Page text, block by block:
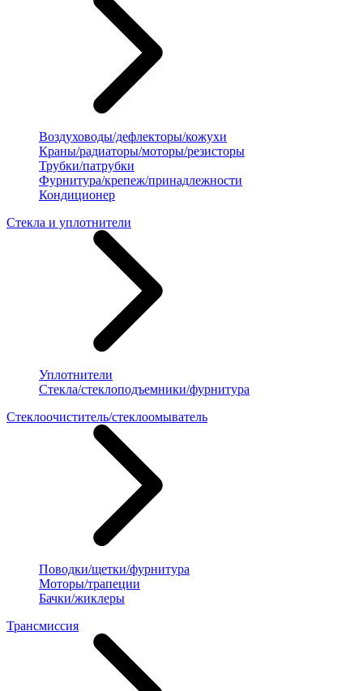
Воздуховоды/дефлекторы/кожухи
Краны/радиаторы/моторы/резисторы
Трубки/патрубки
Фурнитура/крепеж/принадлежности
Кондиционер
Стекла и уплотнители
Уплотнители
Стекла/стеклоподъемники/фурнитура
Стеклоочиститель/стеклоомыватель
Поводки/щетки/фурнитура
Моторы/трапеции
Бачки/жиклеры
Трансмиссия